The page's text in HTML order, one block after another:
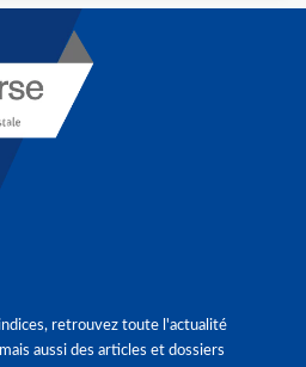
retrouvez toute l'actualité
aussi des articles et dossiers